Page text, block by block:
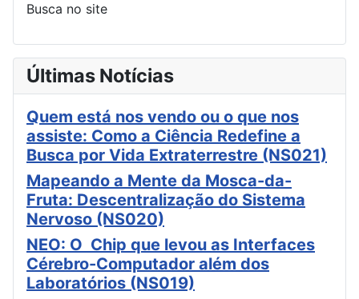
Busca no site
Últimas Notícias
Quem está nos vendo ou o que nos
assiste: Como a Ciência Redefine a
Busca por Vida Extraterrestre (NS021)
Mapeando a Mente da Mosca-da-
Fruta: Descentralização do Sistema
Nervoso (NS020)
NEO: O Chip que levou as Interfaces
Cérebro-Computador além dos
Laboratórios (NS019)